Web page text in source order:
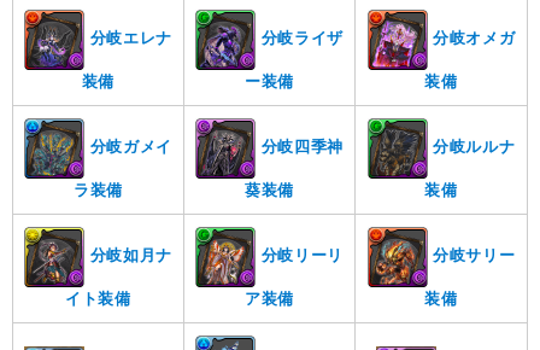
分岐エレナ
装備
分岐ライザ
ー装備
分岐オメガ
装備
分岐ガメイ
ラ装備
分岐四季神
葵装備
分岐ルルナ
装備
分岐如月ナ
イト装備
分岐リーリ
ア装備
分岐サリー
装備